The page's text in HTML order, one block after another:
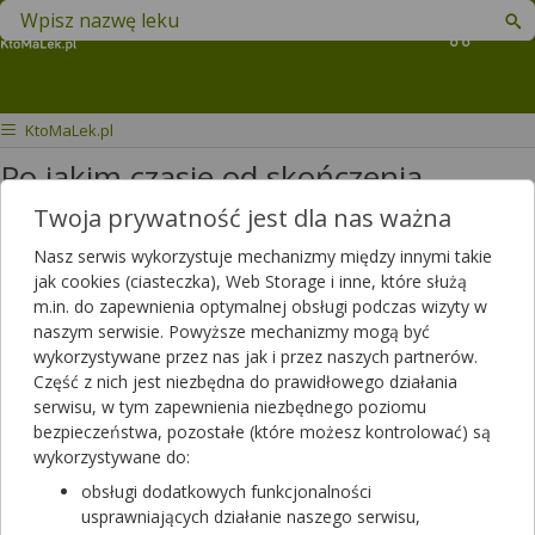
Koszyk
Znajdź lek w swojej okolicy
KtoMaLek.pl
Po jakim czasie od skończenia
antybiotyku można brać suplement
diety Multivitamina Women?
Witam, po jakim czasie od
skończenia antybiotyku można brać
suplement diety Multivitamina
Women
Dotyczy:Kobieta, 36 lat
Odpowiedzi farmaceutów
Twoja prywatność jest dla nas ważna
Nasz serwis wykorzystuje mechanizmy między innymi takie
jak cookies (ciasteczka), Web Storage i inne, które służą
m.in. do zapewnienia optymalnej obsługi podczas wizyty w
naszym serwisie. Powyższe mechanizmy mogą być
wykorzystywane przez nas jak i przez naszych partnerów.
Część z nich jest niezbędna do prawidłowego działania
serwisu, w tym zapewnienia niezbędnego poziomu
bezpieczeństwa, pozostałe (które możesz kontrolować) są
wykorzystywane do:
obsługi dodatkowych funkcjonalności
usprawniających działanie naszego serwisu,